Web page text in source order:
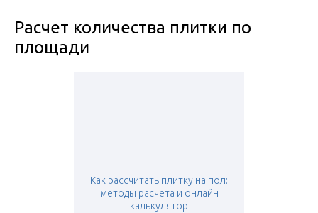
Расчет количества плитки по
площади
Как рассчитать плитку на пол:
методы расчета и онлайн
калькулятор